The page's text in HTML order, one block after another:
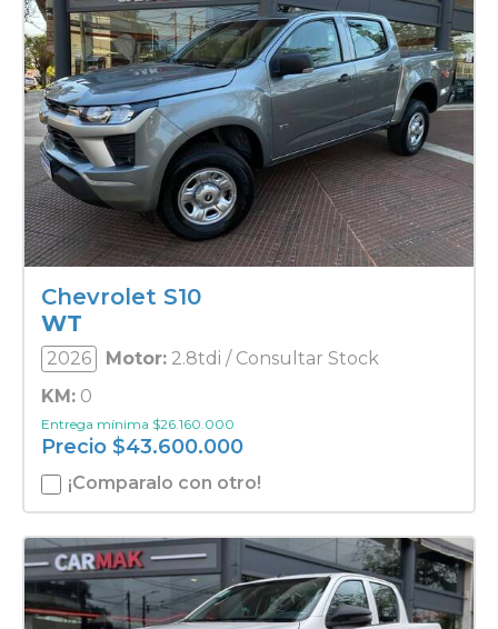
Chevrolet S10
WT
2026 Motor: 2.8tdi / Consultar Stock
KM: 0
Entrega mínima $26.160.000
Precio $43.600.000
¡Comparalo con otro!